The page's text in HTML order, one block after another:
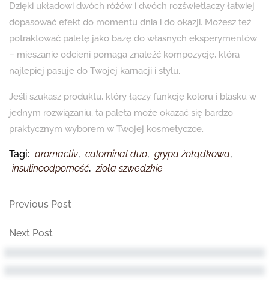
Dzięki układowi dwóch różów i dwóch rozświetlaczy łatwiej
dopasować efekt do momentu dnia i do okazji. Możesz też
potraktować paletę jako bazę do własnych eksperymentów
– mieszanie odcieni pomaga znaleźć kompozycję, która
najlepiej pasuje do Twojej karnacji i stylu.
Jeśli szukasz produktu, który łączy funkcję koloru i blasku w
jednym rozwiązaniu, ta paleta może okazać się bardzo
praktycznym wyborem w Twojej kosmetyczce.
Tagi: aromactiv, calominal duo, grypa żołądkowa,
insulinoodporność, zioła szwedzkie
Nawigacja
wpisu
Previous
Previous Post
Next
Post
Next Post